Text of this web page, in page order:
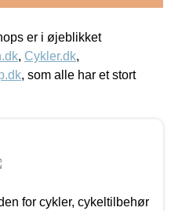
er i øjeblikket
, Cykler.dk,
, som alle har et stort
for cykler, cykeltilbehør